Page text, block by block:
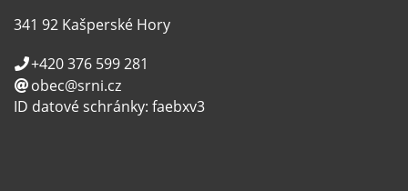
341 92 Kašperské Hory
+420 376 599 281
obec@srni.cz
ID datové schránky: faebxv3